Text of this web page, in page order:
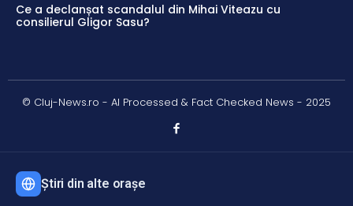
Ce a declanșat scandalul din Mihai Viteazu cu
consilierul Gligor Sasu?
© Cluj-News.ro - AI Processed & Fact Checked News - 2025
Știri din alte orașe